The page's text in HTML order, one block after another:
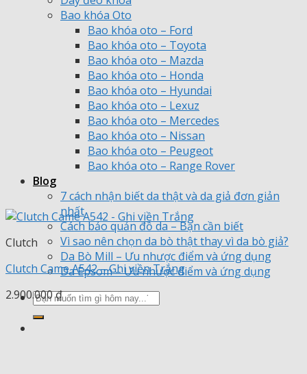
Bao khóa Oto
Bao khóa oto – Ford
Bao khóa oto – Toyota
Bao khóa oto – Mazda
Bao khóa oto – Honda
Bao khóa oto – Hyundai
Bao khóa oto – Lexuz
Bao khóa oto – Mercedes
Bao khóa oto – Nissan
Bao khóa oto – Peugeot
Bao khóa oto – Range Rover
Blog
7 cách nhận biết da thật và da giả đơn giản
nhất
Cách bảo quản đồ da – Bạn cần biết
Vì sao nên chọn da bò thật thay vì da bò giả?
Da Bò Mill – Ưu nhược điểm và ứng dụng
Da Epsom – Ưu nhược điểm và ứng dụng
Tìm
kiếm:
Clutch
Clutch Came A542 – Ghi viền Trắng
2.900.000₫